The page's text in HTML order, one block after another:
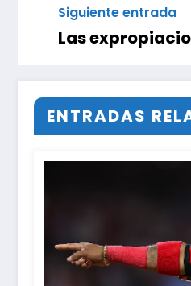
Siguiente entrada
Las
ENTRADAS